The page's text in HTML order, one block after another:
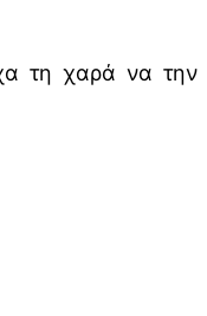
τη χαρά να την